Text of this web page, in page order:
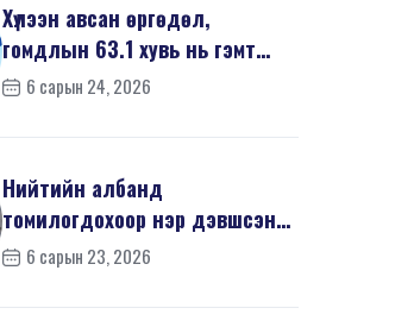
Хүлээн авсан өргөдөл,
гомдлын 63.1 хувь нь гэмт
хэргийн шинжтэй байв
6 сарын 24, 2026
Нийтийн албанд
томилогдохоор нэр дэвшсэн
468 иргэний урьдчилсан
6 сарын 23, 2026